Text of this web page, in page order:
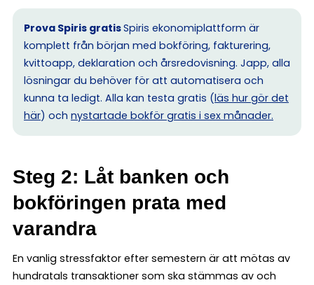
Prova Spiris gratisSpiris ekonomiplattform är
komplett från början med bokföring, fakturering,
kvittoapp, deklaration och årsredovisning. Japp, alla
lösningar du behöver för att automatisera och
kunna ta ledigt. Alla kan testa gratis (läs hur gör det
här) och nystartade bokför gratis i sex månader.
Steg 2: Låt banken och
bokföringen prata med
varandra
En vanlig stressfaktor efter semestern är att mötas av
hundratals transaktioner som ska stämmas av och